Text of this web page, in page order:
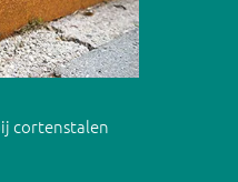
cortenstalen